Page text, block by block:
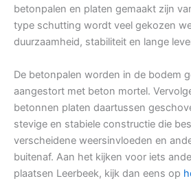
betonpalen en platen gemaakt zijn
type schutting wordt veel gekozen
duurzaamheid, stabiliteit en lange
De betonpalen worden in de bodem
aangestort met beton mortel.
betonnen platen daartussen
stevige en stabiele constructie die
verscheidene weersinvloeden en
buitenaf. Aan het kijken voor iets
plaatsen Leerbeek, kijk dan eens op